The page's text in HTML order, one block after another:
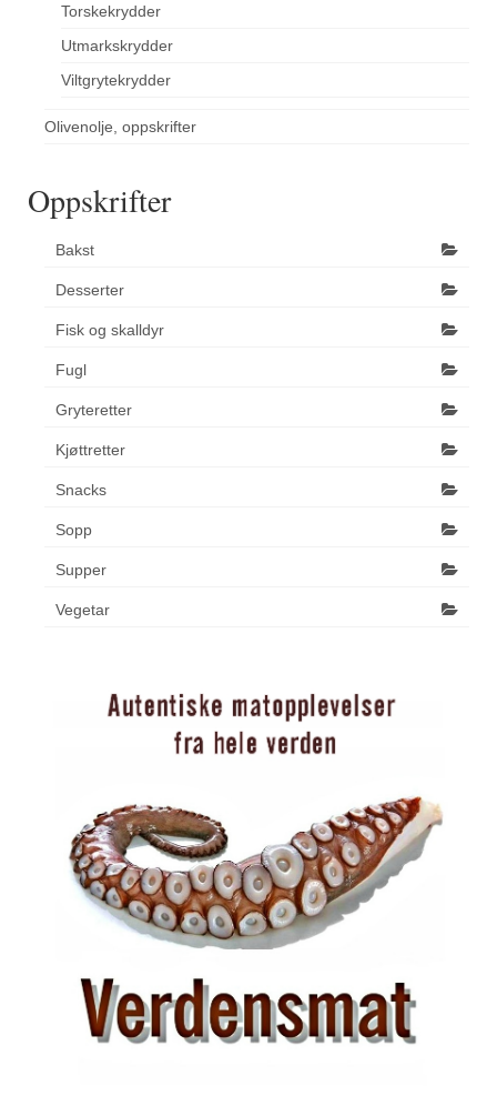
Torskekrydder
Utmarkskrydder
Viltgrytekrydder
Olivenolje, oppskrifter
Oppskrifter
Bakst
Desserter
Fisk og skalldyr
Fugl
Gryteretter
Kjøttretter
Snacks
Sopp
Supper
Vegetar